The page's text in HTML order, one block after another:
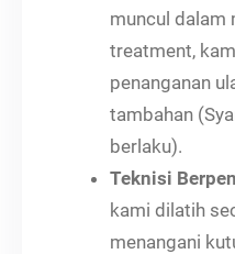
muncul dalam
treatment,
penanganan
tambahan
berlaku).
Teknisi
kami dilatih
menangani